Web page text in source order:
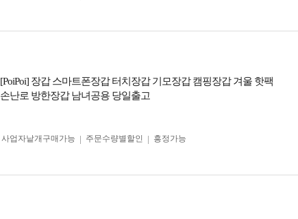
[PoiPoi] 장갑 스마트폰장갑 터치장갑 기모장갑 캠핑장갑 겨울 핫팩
손난로 방한장갑 남녀공용 당일출고
사업자 낱개구매가능
주문수량별할인 흥정가능